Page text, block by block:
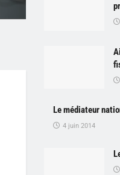
Le médiateur
4 juin 2014